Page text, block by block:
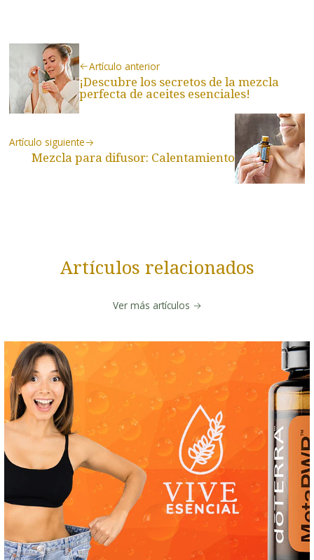
Artículo anterior
¡Descubre los secretos de la mezcla
perfecta de aceites esenciales!
Artículo siguiente
Mezcla para difusor: Calentamiento
Artículos relacionados
Ver más artículos